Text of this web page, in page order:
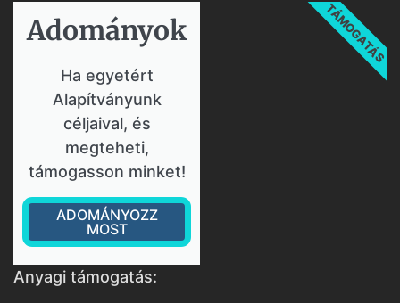
Adományok​
Ha egyetért
Alapítványunk
céljaival, és
megteheti,
támogasson minket!
ADOMÁNYOZZ
MOST
TÁMOGATÁS
Anyagi támogatás: